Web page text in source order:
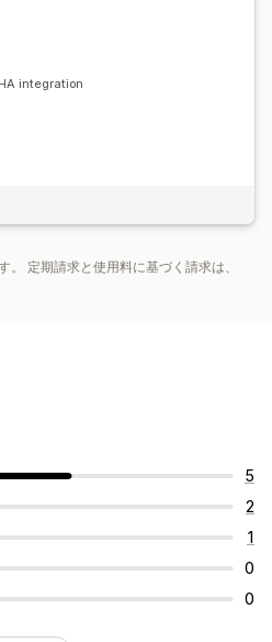
integration
定期請求と使用料に基づく請求は、
5
2
1
0
0